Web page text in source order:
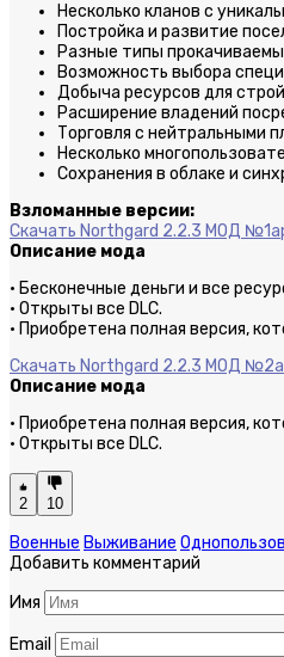
Несколько кланов с
Постройка и развитие
Разные типы
Возможность выбора
Добыча ресурсов для
Расширение владений
Торговля с нейтральными
Несколько
Сохранения в облаке и
Взломанные версии:
Скачать Northgard 2.2.3 МОД №1
Описание мода
· Бесконечные деньги и все
· Открыты все DLC.
· Приобретена полная версия,
Скачать Northgard 2.2.3 МОД №2
Описание мода
· Приобретена полная версия,
· Открыты все DLC.
2 10
Военные Выживание
Добавить комментарий
Имя
Email